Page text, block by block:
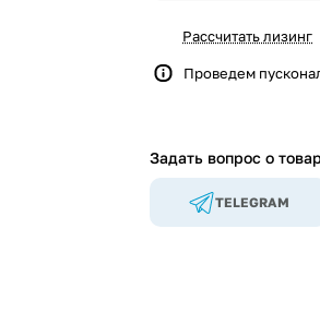
Рассчитать лизинг
Проведем
Задать вопрос о
TELEGRAM